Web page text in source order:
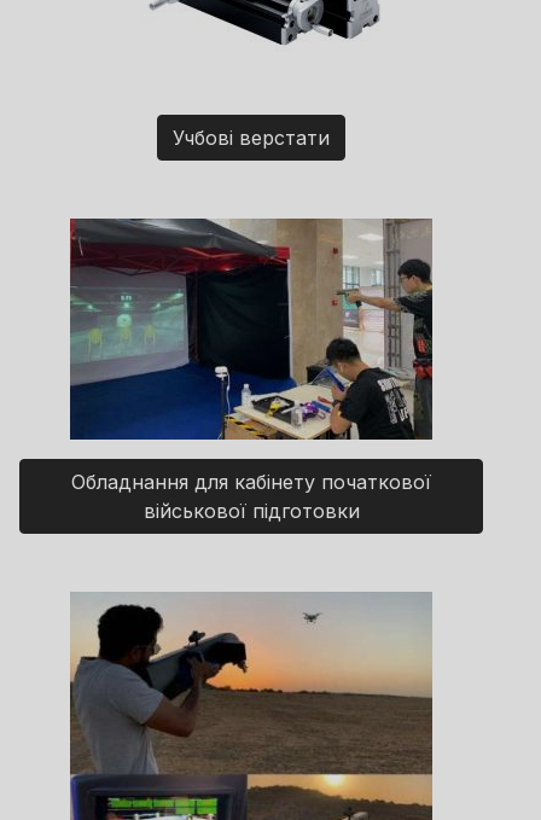
Учбові верстати
Обладнання для кабінету початкової
військової підготовки